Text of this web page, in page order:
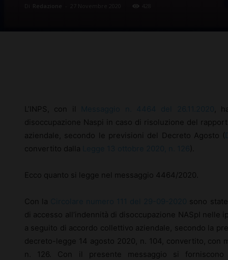
L’INPS, con il
,
disoccupazione Naspi in caso di risoluzione del
aziendale, secondo le previsioni del Decreto Agosto (
convertito dalla
).
Ecco quanto si legge nel messaggio 4464/2020.
Con la
sono
di accesso all’indennità di disoccupazione NASpI
a seguito di accordo collettivo aziendale, secondo la
decreto-legge 14 agosto 2020, n. 104, convertito, con
n. 126. Con il presente messaggio si forniscono